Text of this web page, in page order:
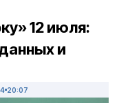
12 июля:
и
20:07